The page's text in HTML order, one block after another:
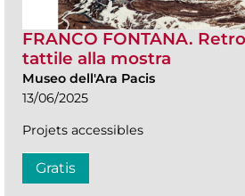
FRANCO FONTANA.
tattile alla mostra
Museo dell'Ara Pacis
13/06/2025
Projets accessibles
Gratis